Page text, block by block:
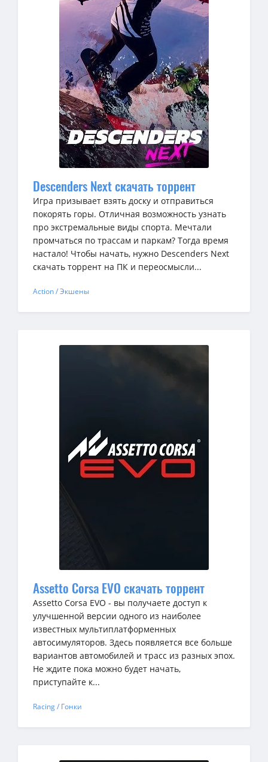
Descenders Next скачать торрент
Игра призывает взять доску и отправиться
покорять горы. Отличная возможность узнать
про экстремальные виды спорта. Мечтали
промчаться по трассам и паркам? Тогда время
настало! Чтобы начать, нужно Descenders Next
скачать торрент на ПК и переосмысли...
Action / Экшены
Assetto Corsa EVO скачать торрент
Assetto Corsa EVO - вы получаете доступ к
улучшенной версии одного из наиболее
известных мультиплатформенных
автосимуляторов. Здесь появляется все больше
вариантов автомобилей и трасс из разных эпох.
Не ждите пока можно будет начать,
приступайте к...
Racing / Гонки